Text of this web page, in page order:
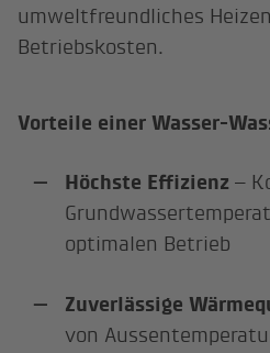
umweltfreundliches
Betriebskosten.
Vorteile einer Wasser-
Höchste Effizienz –
optimalen Betrieb
Zuverlässige
von